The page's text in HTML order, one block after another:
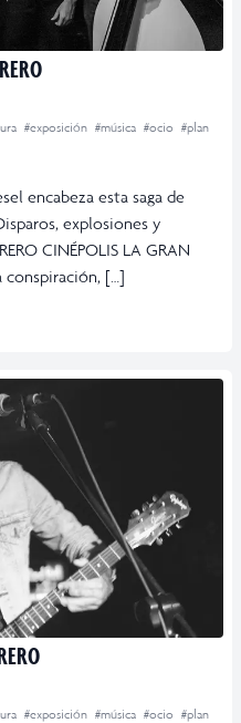
#exposición #música #ocio #plan
encabeza esta saga de
explosiones y
CINÉPOLIS LA GRAN
conspiración, […]
#exposición #música #ocio #plan